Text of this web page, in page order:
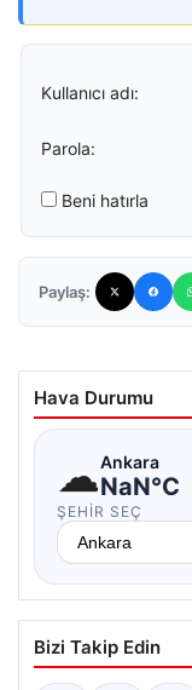
Kullanıcı adı:
Parola:
Beni hatırla
Paylaş:
Hava Durumu
☁Ankara
NaN°C
ŞEHIR SEÇ
Bizi Takip Edin